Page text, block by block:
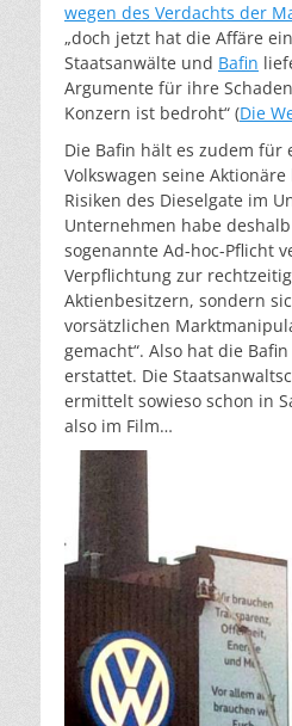
wegen des Verdachts der
„doch jetzt hat die Affäre
Staatsanwälte und Bafin
Argumente für ihre
Konzern ist bedroht“ (Die
Die Bafin hält es zudem für
Volkswagen seine
Risiken des Dieselgate im
Unternehmen habe
sogenannte Ad-hoc-Pflicht
Verpflichtung zur
Aktienbesitzern, sondern
vorsätzlichen
gemacht“. Also hat die
erstattet. Die
ermittelt sowieso schon in
also im Film…